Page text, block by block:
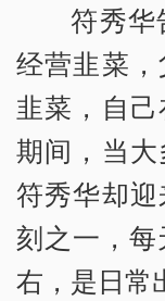
符秀
经营韭菜
韭菜，自
期间，当大
符秀华却
刻之一，
右，是日常